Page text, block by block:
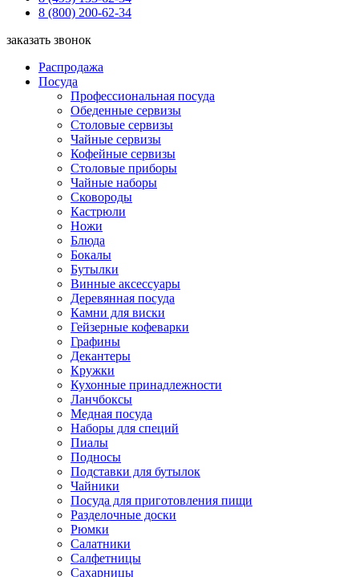
8 (800) 200-62-34
заказать звонок
Распродажа
Посуда
Профессиональная посуда
Обеденные сервизы
Столовые сервизы
Чайные сервизы
Кофейные сервизы
Столовые приборы
Чайные наборы
Сковороды
Кастрюли
Ножи
Блюда
Бокалы
Бутылки
Винные аксессуары
Деревянная посуда
Камни для виски
Гейзерные кофеварки
Графины
Декантеры
Кружки
Кухонные принадлежности
Ланчбоксы
Медная посуда
Наборы для специй
Пиалы
Подносы
Подставки для бутылок
Чайники
Посуда для приготовления пищи
Разделочные доски
Рюмки
Салатники
Салфетницы
Сахарницы